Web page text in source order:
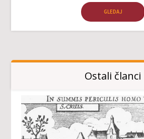
GLEDAJ
Ostali članci